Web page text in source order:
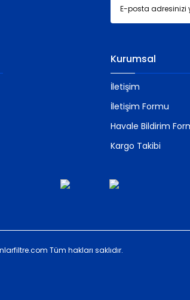
Kurumsal
İletişim
İletişim Formu
Havale Bildirim
Kargo Takibi
Tüm hakları saklıdır.